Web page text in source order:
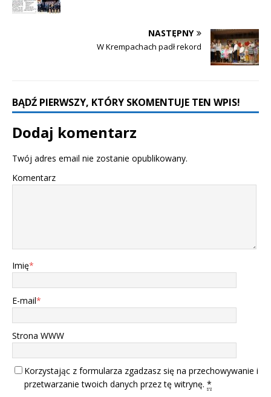
NASTĘPNY
W Krempachach padł rekord
BĄDŹ PIERWSZY, KTÓRY SKOMENTUJE TEN WPIS!
Dodaj komentarz
Twój adres email nie zostanie opublikowany.
Komentarz
Imię*
E-mail*
Strona WWW
Korzystając z formularza zgadzasz się na przechowywanie i
przetwarzanie twoich danych przez tę witrynę. *